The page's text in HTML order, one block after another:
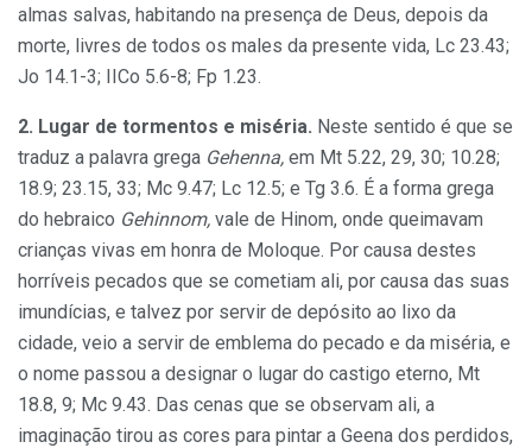
almas salvas, habitando na presença de Deus, depois da
morte, livres de todos os males da presente vida, Lc 23.43;
Jo 14.1-3; IICo 5.6-8; Fp 1.23.
2. Lugar de tormentos e miséria. Neste sentido é que se
traduz a palavra grega Gehenna, em Mt 5.22, 29, 30; 10.28;
18.9; 23.15, 33; Mc 9.47; Lc 12.5; e Tg 3.6. É a forma grega
do hebraico Gehinnom, vale de Hinom, onde queimavam
crianças vivas em honra de Moloque. Por causa destes
horríveis pecados que se cometiam ali, por causa das suas
imundícias, e talvez por servir de depósito ao lixo da
cidade, veio a servir de emblema do pecado e da miséria, e
o nome passou a designar o lugar do castigo eterno, Mt
18.8, 9; Mc 9.43. Das cenas que se observam ali, a
imaginação tirou as cores para pintar a Geena dos perdidos,